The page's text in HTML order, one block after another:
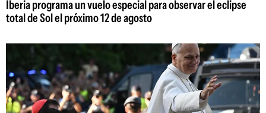
Iberia programa un vuelo especial para observar el eclipse
total de Sol el próximo 12 de agosto